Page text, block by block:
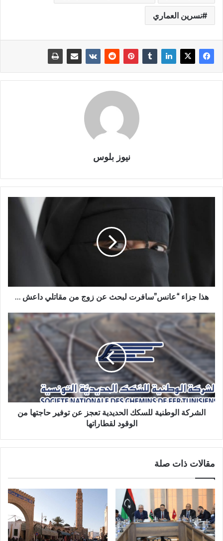
نسرين العماري
نيوز بلوس
هذا جزاء “عانس”سافرت لبحث عن زوج من مقاتلي داعش …
الشركة الوطنية للسكك الحديدية تعجز عن توفير حاجتها من
الوقود لقطاراتها
مقالات ذات صلة